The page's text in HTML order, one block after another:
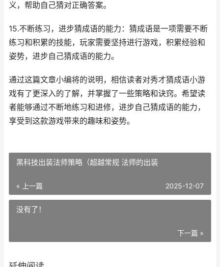
义，帮助自己猜对正确答案。
15.不断练习，进步猜成语的能力：猜成语是一项需要不断
练习和积累的技能，玩家需要坚持进行游戏，积累经验和
姿势，进步自己猜成语的能力。
通过这篇文章小编将的说明，相信读者对秀才猜成语小游
戏有了更深入的了解，并掌握了一些策略和诀窍。希望读
者能够通过不断地练习和进修，进步自己猜成语的能力，
享受到这款游戏带来的趣味和姿势。
黑科技出装法师策略（超越常规 法师的出装
« 上一篇 2025-12-07
没有了！
下一篇 »